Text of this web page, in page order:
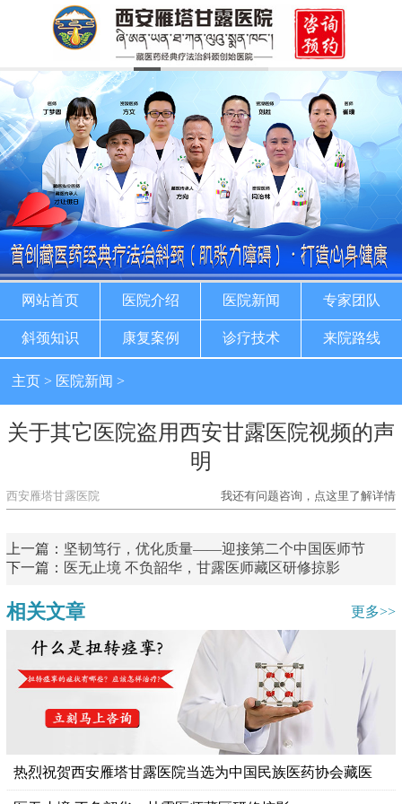
网站首页 医院介绍 医院新闻 专家团队
斜颈知识 康复案例 诊疗技术 来院路线
主页 > 医院新闻 >
关于其它医院盗用西安甘露医院视频的声
明
西安雁塔甘露医院 我还有问题咨询，点这里了解详情
上一篇： 坚韧笃行，优化质量——迎接第二个中国医师节
下一篇： 医无止境 不负韶华，甘露医师藏区研修掠影
相关文章 更多>>
热烈祝贺西安雁塔甘露医院当选为中国民族医药协会藏医